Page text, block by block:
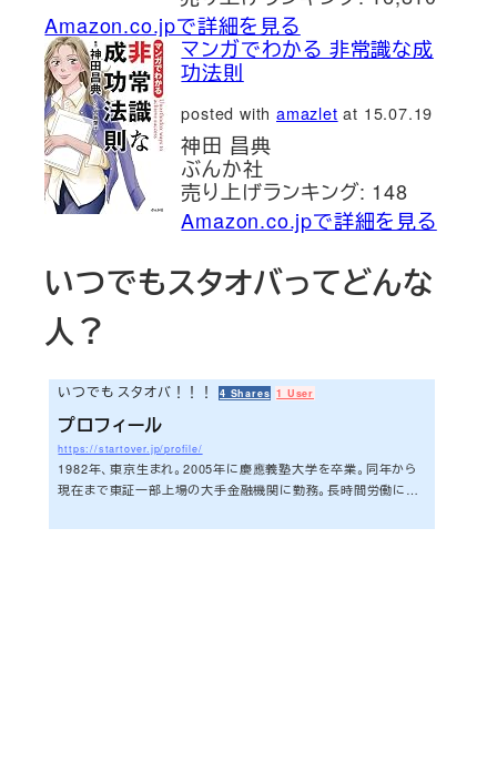
Amazon.co.jpで詳細を見る
マンガでわかる 非常識な成
功法則
posted with amazlet at 15.07.19
神田 昌典
ぶんか社
売り上げランキング: 148
Amazon.co.jpで詳細を見る
いつでもスタオバってどんな
人？
いつでも スタオバ！！！ 4 Shares 1 User
プロフィール
https://startover.jp/profile/
1982年、東京生まれ。2005年に慶應義塾大学を卒業。同年から
現在まで東証一部上場の大手金融機関に勤務。長時間労働に悩
はじめる。2014年6月にこちらのブログをスタート。タスク管理